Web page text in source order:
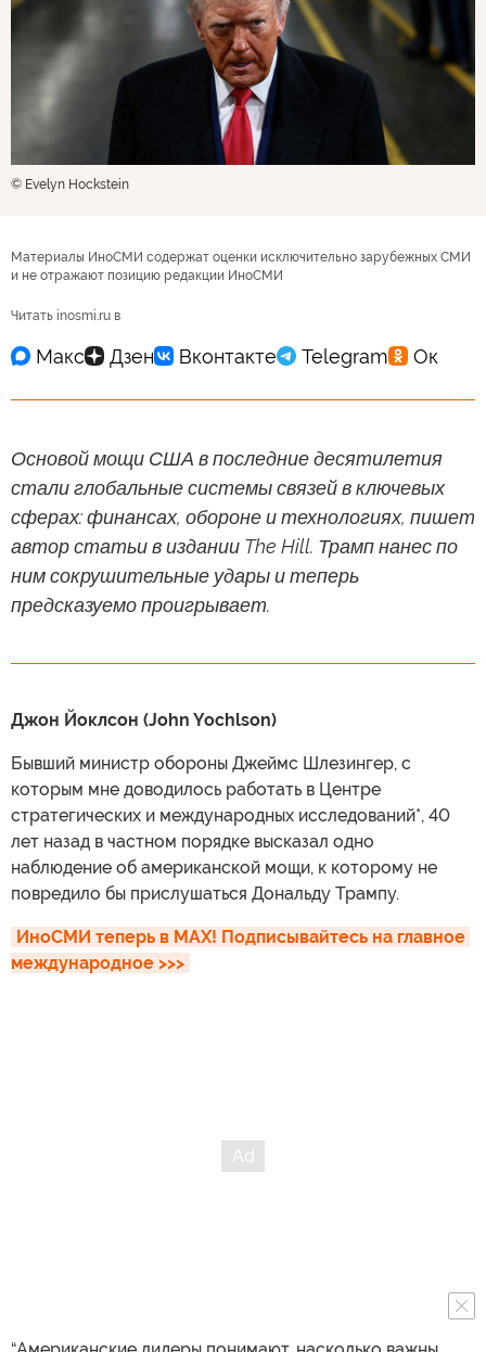
© Evelyn Hockstein
Материалы ИноСМИ содержат оценки исключительно зарубежных СМИ
и не отражают позицию редакции ИноСМИ
Читать inosmi.ru в
Основой мощи США в последние десятилетия
стали глобальные системы связей в ключевых
сферах: финансах, обороне и технологиях, пишет
автор статьи в издании The Hill. Трамп нанес по
ним сокрушительные удары и теперь
предсказуемо проигрывает.
Джон Йоклсон (John Yochlson)
Бывший министр обороны Джеймс Шлезингер, с
которым мне доводилось работать в Центре
стратегических и международных исследований*, 40
лет назад в частном порядке высказал одно
наблюдение об американской мощи, к которому не
повредило бы прислушаться Дональду Трампу.
ИноСМИ теперь в MAX! Подписывайтесь на главное
международное >>>